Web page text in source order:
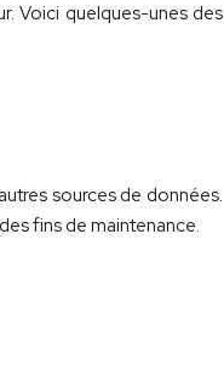
Voici quelques-unes des
sources de données.
fins de maintenance.